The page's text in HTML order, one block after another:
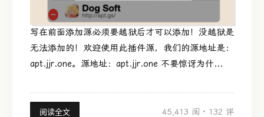
写在前面添加源必须要越狱后才可以添加！没越狱是
无法添加的！欢迎使用此插件源，我们的源地址是：
apt.jjr.one。源地址：apt.jjr.one 不要惊讶为什...
阅读全文 45,413 阅 · 132 评